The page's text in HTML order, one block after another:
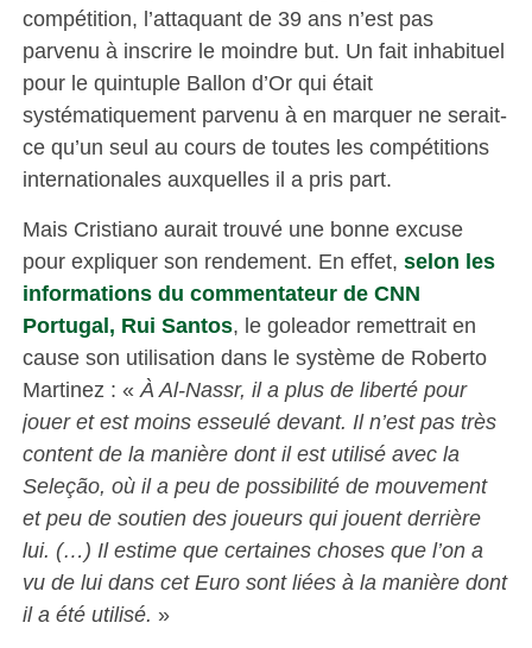
compétition, l’attaquant de 39 ans n’est pas
parvenu à inscrire le moindre but. Un fait inhabituel
pour le quintuple Ballon d’Or qui était
systématiquement parvenu à en marquer ne serait-
ce qu’un seul au cours de toutes les compétitions
internationales auxquelles il a pris part.
Mais Cristiano aurait trouvé une bonne excuse
pour expliquer son rendement. En effet, selon les
informations du commentateur de CNN
Portugal, Rui Santos, le goleador remettrait en
cause son utilisation dans le système de Roberto
Martinez : « À Al-Nassr, il a plus de liberté pour
jouer et est moins esseulé devant. Il n’est pas très
content de la manière dont il est utilisé avec la
Seleção, où il a peu de possibilité de mouvement
et peu de soutien des joueurs qui jouent derrière
lui. (…) Il estime que certaines choses que l’on a
vu de lui dans cet Euro sont liées à la manière dont
il a été utilisé. »